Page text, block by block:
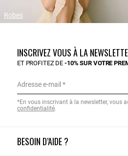
Robes
BESOIN D’AIDE ?
INSCRIVEZ VOUS À LA
ET PROFITEZ DE-10% SUR VOTRE
Adresse e-mail
*En vous inscrivant à la newsletter, vous
confidentialité.